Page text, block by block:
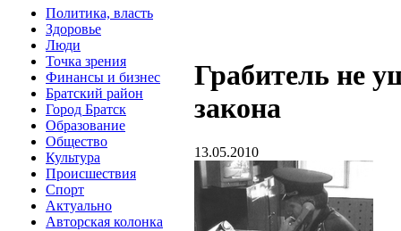
Политика, власть
Здоровье
Люди
Точка зрения
Финансы и бизнес
Братский район
Город Братск
Образование
Общество
Культура
Происшествия
Спорт
Актуально
Авторская колонка
Грабитель не
закона
13.05.2010